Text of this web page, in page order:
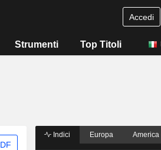
Accedi
Strumenti Top Titoli
Indici Europa America